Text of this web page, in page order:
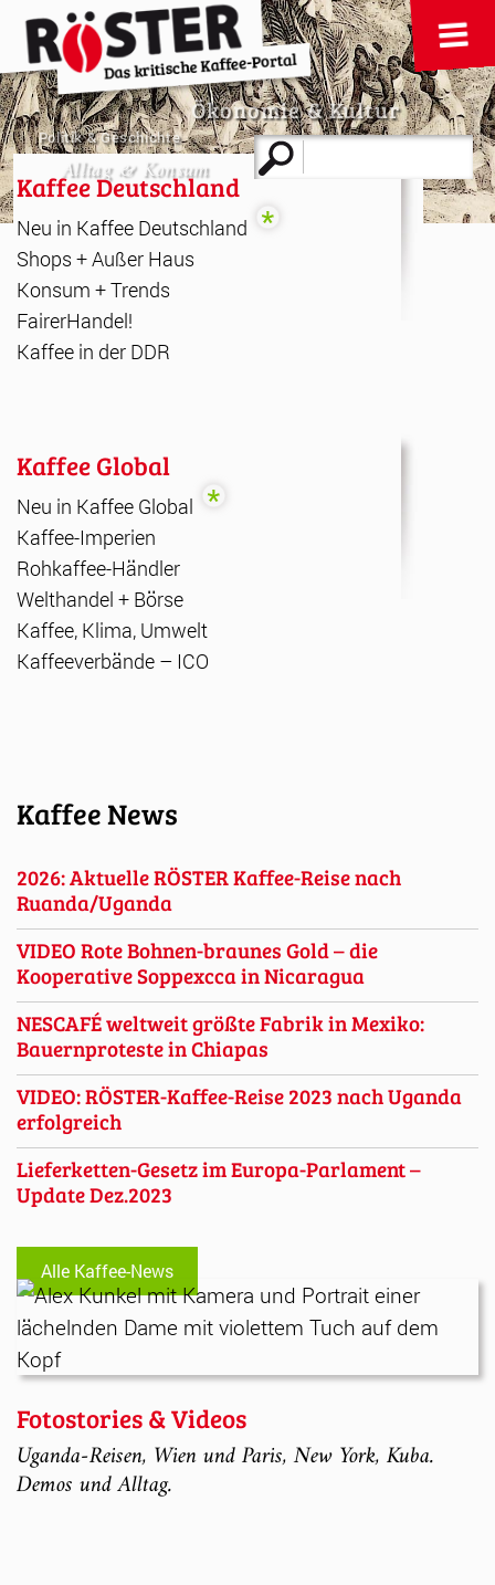
Suche
nach:
Politik & Geschichte
Ökonomie & Kultur
Alltag & Konsum
Kaffee Deutschland
Neu in Kaffee Deutschland
Shops + Außer Haus
Konsum + Trends
FairerHandel!
Kaffee in der DDR
Kaffee Global
Neu in Kaffee Global
Kaffee-Imperien
Rohkaffee-Händler
Welthandel + Börse
Kaffee, Klima, Umwelt
Kaffeeverbände – ICO
Kaffee News
2026: Aktuelle RÖSTER Kaffee-Reise nach
Ruanda/Uganda
VIDEO Rote Bohnen-braunes Gold – die
Kooperative Soppexcca in Nicaragua
NESCAFÉ weltweit größte Fabrik in Mexiko:
Bauernproteste in Chiapas
VIDEO: RÖSTER-Kaffee-Reise 2023 nach Uganda
erfolgreich
Lieferketten-Gesetz im Europa-Parlament –
Update Dez.2023
Alle Kaffee-News
Fotostories & Videos
Uganda-Reisen, Wien und Paris, New York, Kuba.
Demos und Alltag.